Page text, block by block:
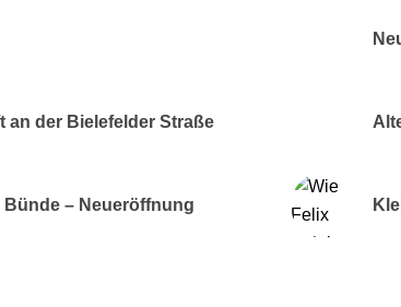
an der Bielefelder Straße
– Neueröffnung